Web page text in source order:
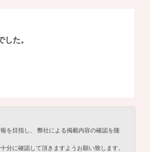
した。
を目指し、 弊社による掲載内容の確認を随
分に確認して頂きますようお願い致します。